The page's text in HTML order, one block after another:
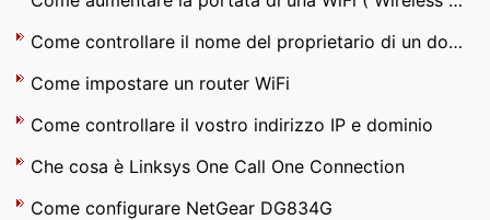
Come controllare il nome del proprietario di un dominio
Come impostare un router WiFi
Come controllare il vostro indirizzo IP e dominio
Che cosa è Linksys One Call One Connection
Come configurare NetGear DG834G